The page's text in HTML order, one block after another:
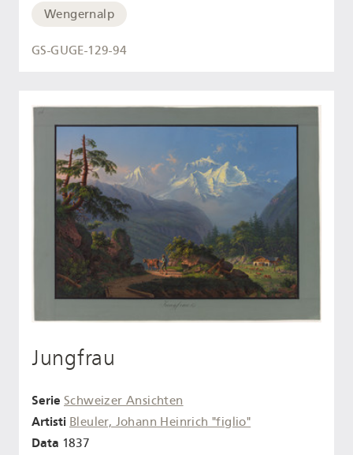
Wengernalp
GS-GUGE-129-94
Jungfrau
Serie Schweizer Ansichten
Artisti Bleuler, Johann Heinrich "figlio"
Data 1837